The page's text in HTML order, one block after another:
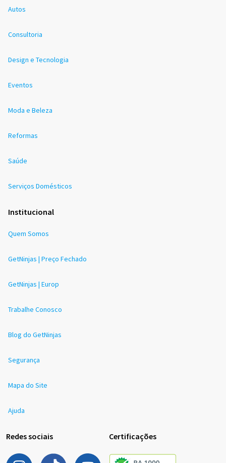
Autos
Consultoria
Design e Tecnologia
Eventos
Moda e Beleza
Reformas
Saúde
Serviços Domésticos
Institucional
Quem Somos
GetNinjas | Preço Fechado
GetNinjas | Europ
Trabalhe Conosco
Blog do GetNinjas
Segurança
Mapa do Site
Ajuda
Redes sociais Certificações